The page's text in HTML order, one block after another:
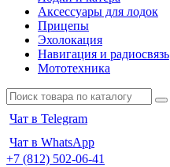
Аксессуары для лодок
Прицепы
Эхолокация
Навигация и радиосвязь
Мототехника
Чат в Telegram
Чат в WhatsApp
+7 (812) 502-06-41